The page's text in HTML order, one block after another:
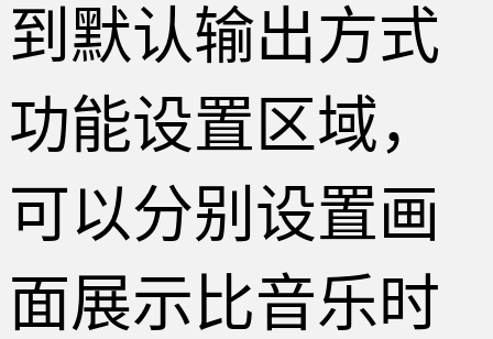
到默认输出方式
功能设置区域，
可以分别设置画
面展示比音乐时